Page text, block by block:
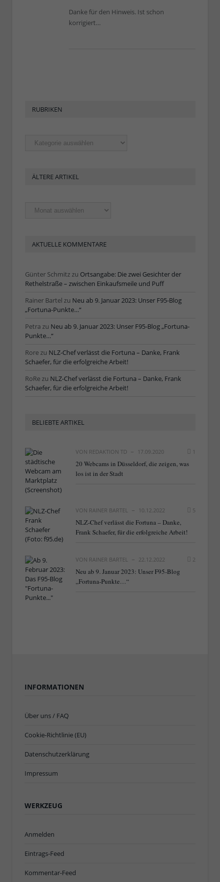
Danke für den Hinweis. Ist schon
korrigiert…
RUBRIKEN
Rubriken
ÄLTERE ARTIKEL
Ältere
Artikel
AKTUELLE KOMMENTARE
Günter Schmitzzu Ortsangabe: Die zwei Gesichter der
Rethelstraße – zwischen Einkaufsmeile und Puff
Rainer Bartel zu Neu ab 9. Januar 2023: Unser F95-Blog
„Fortuna-Punkte…“
Petra zu Neu ab 9. Januar 2023: Unser F95-Blog „Fortuna-
Punkte…“
Rorezu NLZ-Chef verlässt die Fortuna – Danke, Frank
Schaefer, für die erfolgreiche Arbeit!
RoRezu NLZ-Chef verlässt die Fortuna – Danke, Frank
Schaefer, für die erfolgreiche Arbeit!
BELIEBTE ARTIKEL
VON REDAKTION TD 17.09.2020 1
20 Webcams in Düsseldorf, die zeigen, was
los ist in der Stadt
VON RAINER BARTEL 10.12.2022 5
NLZ-Chef verlässt die Fortuna – Danke,
Frank Schaefer, für die erfolgreiche Arbeit!
VON RAINER BARTEL 22.12.2022 2
Neu ab 9. Januar 2023: Unser F95-Blog
„Fortuna-Punkte…“
INFORMATIONEN
Über uns / FAQ
Cookie-Richtlinie (EU)
Datenschutzerklärung
Impressum
WERKZEUG
Anmelden
Eintrags-Feed
Kommentar-Feed